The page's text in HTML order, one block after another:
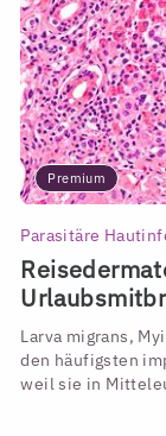
Premium
Parasitäre
Larva migrans,
den häufigsten
weil sie in